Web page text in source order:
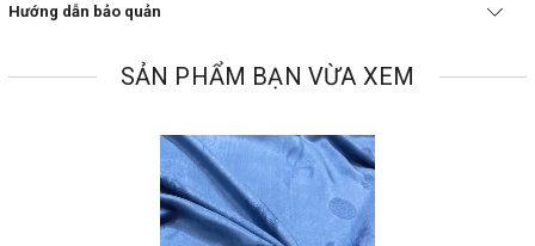
Hướng dẫn bảo quản
SẢN PHẨM BẠN VỪA XEM